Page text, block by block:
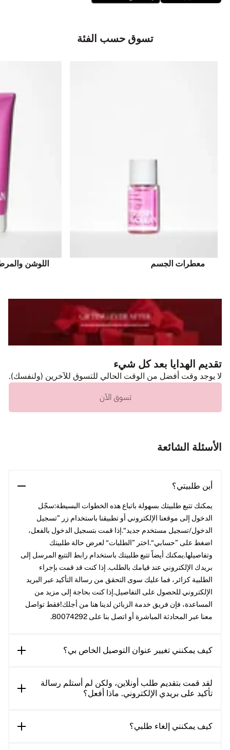
تسوق حسب الفئة
معطرات الجسم اللوشن
تقديم الهدايا بعد كل شيء
لا يوجد وقت أفضل من الوقت الحالي للتسوق للآخرين (ولنفسك).
تسوق الآن
الأسئلة الشائعة
أين طلبيتي؟
يمكنك تتبع طلبيتك بسهولة باتباع هذه الخطوات البسيطة:سجّل
الدخول إلى موقعنا الإلكتروني أو تطبيقنا باستخدام زر ”تسجيل
الدخول/تسجيل مستخدم جديد“.إذا قمت بتسجيل الدخول بالفعل،
اضغط على ”حسابي“.اختر ”الطلبات“ لعرض حالة طلبيتك
وتفاصيلها.يمكنك أيضاً تتبع طلبيتك باستخدام رابط التتبع المرسل إلى
بريدك الإلكتروني عند قيامك بالطلب. إذا كنت قد قمت بإجراء
الطلبية كزائر، فما عليك سوى التحقق من رسالة التأكيد عبر البريد
الإلكتروني للحصول على التفاصيل.إذا كنت بحاجة إلى مزيد من
المساعدة، فإن فريق خدمة الزبائن لدينا هنا من أجلك!فقط تواصل
معنا عبر المحادثة المباشرة أو اتصل بنا على 80074292.
كيف يمكنني تغيير عنوان التوصيل الخاص بي؟
لقد قمت بتقديم طلب أونلاين، ولكن لم أستلم رسالة
تأكيد على بريدي الإلكتروني. ماذا أفعل؟
كيف يمكنني إلغاء طلبي؟